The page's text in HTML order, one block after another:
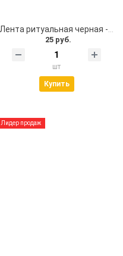
Лента ритуальная черная - помним, скорбим
25 руб.
шт
Купить
Лидер продаж